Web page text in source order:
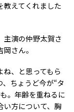
教えてくれました
主演の仲野太賀さ
さん。
ね、と思ってもら
ちょうど今が“タ
。年齢を重ねるに
い方について、胸